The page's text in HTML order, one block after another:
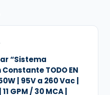
“Sistema
TODO EN
| 95V a 260 Vac |
GPM / 30 MCA |